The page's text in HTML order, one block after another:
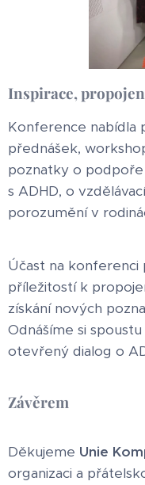
Inspirace,
Konference nabídla
přednášek,
poznatky o
s ADHD, o
porozumění v
Účast na konferenci
příležitostí k
získání nových
Odnášíme si
otevřený dialog o
Závěrem
Děkujeme Unie
organizaci a